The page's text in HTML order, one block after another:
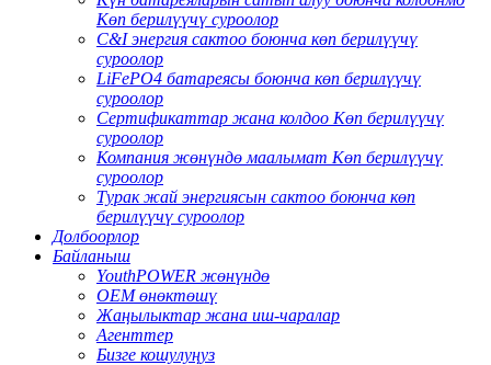
Көп берилүүчү суроолор
C&I энергия сактоо боюнча көп берилүүчү
суроолор
LiFePO4 батареясы боюнча көп берилүүчү
суроолор
Сертификаттар жана колдоо Көп берилүүчү
суроолор
Компания жөнүндө маалымат Көп берилүүчү
суроолор
Турак жай энергиясын сактоо боюнча көп
берилүүчү суроолор
Долбоорлор
Байланыш
YouthPOWER жөнүндө
OEM өнөктөшү
Жаңылыктар жана иш-чаралар
Агенттер
Бизге кошулуңуз